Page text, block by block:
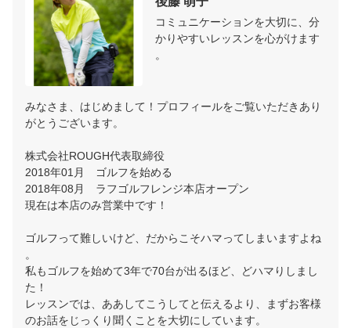
コミュニケーションを大切に、分
かりやすいレッスンを心がけます
。
みなさま、はじめまして！プロフィールをご覧いただきあり
がとうございます。
株式会社ROUGH代表取締役
2018年01月　ゴルフを始める
2018年08月　ラフゴルフレンジ本店オープン
現在は本店のみ営業中です！
ゴルフって難しいけど、だからこそハマってしまいますよね
。
私もゴルフを始めて3年で70台が出るほど、どハマりしまし
た！
レッスンでは、ああしてこうしてと伝えるより、まずお客様
のお話をじっくり聞くことを大切にしています。